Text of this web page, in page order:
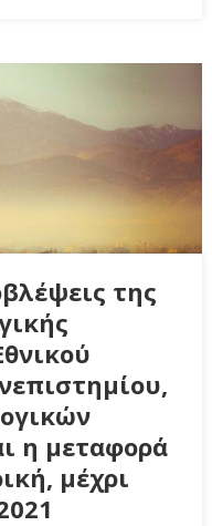
της
η μεταφορά
μέχρι